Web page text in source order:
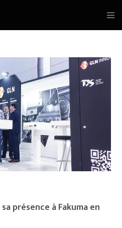
présence à Fakuma en